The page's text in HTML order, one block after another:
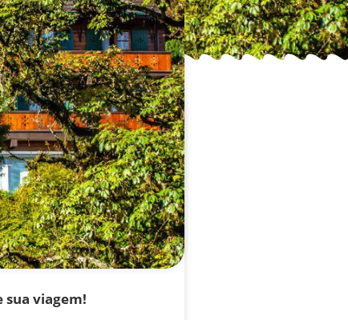
sua viagem!